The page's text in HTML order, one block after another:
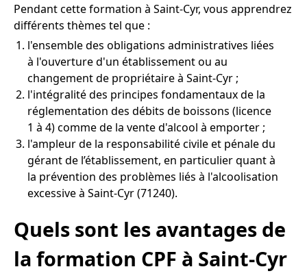
Pendant cette formation à Saint-Cyr, vous apprendrez
différents thèmes tel que :
l'ensemble des obligations administratives liées
à l'ouverture d'un établissement ou au
changement de propriétaire à Saint-Cyr ;
l'intégralité des principes fondamentaux de la
réglementation des débits de boissons (licence
1 à 4) comme de la vente d'alcool à emporter ;
l'ampleur de la responsabilité civile et pénale du
gérant de l’établissement, en particulier quant à
la prévention des problèmes liés à l'alcoolisation
excessive à Saint-Cyr (71240).
Quels sont les avantages de
la formation CPF à Saint-Cyr